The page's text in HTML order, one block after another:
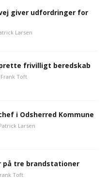
giver udfordringer for
Larsen
frivilligt beredskab
Frank Toft
i Odsherred Kommune
Larsen
på tre brandstationer
Toft